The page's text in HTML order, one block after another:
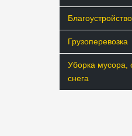
Благоустройство
Грузоперевозка
Уборка мусора,
снега